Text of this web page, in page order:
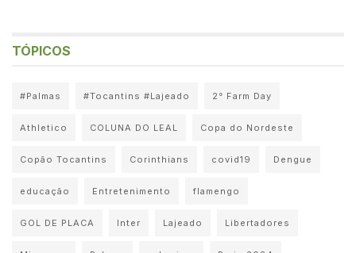
TÓPICOS
#Palmas #Tocantins #Lajeado 2° Farm Day
Athletico COLUNA DO LEAL Copa do Nordeste
Copão Tocantins Corinthians covid19 Dengue
educação Entretenimento flamengo
GOL DE PLACA Inter Lajeado Libertadores